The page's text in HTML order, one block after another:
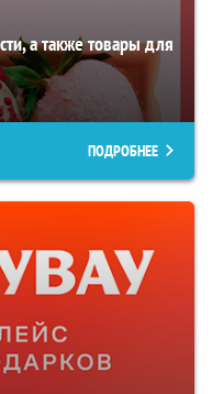
а также товары для
ПОДРОБНЕЕ